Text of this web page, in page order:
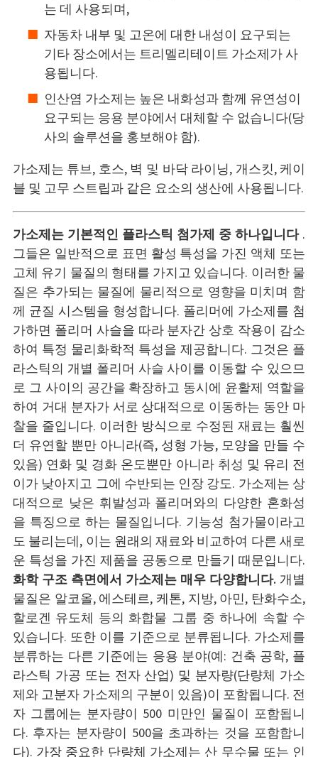
는 데 사용되며,
자동차 내부 및 고온에 대한 내성이 요구되는
기타 장소에서는 트리멜리테이트 가소제가 사
용됩니다.
인산염 가소제는 높은 내화성과 함께 유연성이
요구되는 응용 분야에서 대체할 수 없습니다(당
사의 솔루션을 홍보해야 함).
가소제는 튜브, 호스, 벽 및 바닥 라이닝, 개스킷, 케이
블 및 고무 스트립과 같은 요소의 생산에 사용됩니다.
가소제는 기본적인 플라스틱 첨가제 중 하나입니다.
그들은 일반적으로 표면 활성 특성을 가진 액체 또는
고체 유기 물질의 형태를 가지고 있습니다. 이러한 물
질은 추가되는 물질에 물리적으로 영향을 미치며 함
께 균질 시스템을 형성합니다. 폴리머에 가소제를 첨
가하면 폴리머 사슬을 따라 분자간 상호 작용이 감소
하여 특정 물리화학적 특성을 제공합니다. 그것은 플
라스틱의 개별 폴리머 사슬 사이를 이동할 수 있으므
로 그 사이의 공간을 확장하고 동시에 윤활제 역할을
하여 거대 분자가 서로 상대적으로 이동하는 동안 마
찰을 줄입니다. 이러한 방식으로 수정된 재료는 훨씬
더 유연할 뿐만 아니라(즉, 성형 가능, 모양을 만들 수
있음) 연화 및 경화 온도뿐만 아니라 취성 및 유리 전
이가 낮아지고 그에 수반되는 인장 강도. 가소제는 상
대적으로 낮은 휘발성과 폴리머와의 다양한 혼화성
을 특징으로 하는 물질입니다. 기능성 첨가물이라고
도 불리는데, 이는 원래의 재료와 비교하여 다른 새로
운 특성을 가진 제품을 공동으로 만들기 때문입니다.
화학 구조 측면에서 가소제는 매우 다양합니다. 개별
물질은 알코올, 에스테르, 케톤, 지방, 아민, 탄화수소,
할로겐 유도체 등의 화합물 그룹 중 하나에 속할 수
있습니다. 또한 이를 기준으로 분류됩니다. 가소제를
분류하는 다른 기준에는 응용 분야(예: 건축 공학, 플
라스틱 가공 또는 전자 산업) 및 분자량(단량체 가소
제와 고분자 가소제의 구분이 있음)이 포함됩니다. 전
자 그룹에는 분자량이 500 미만인 물질이 포함됩니
다. 후자는 분자량이 500을 초과하는 것을 포함합니
다). 가장 중요한 단량체 가소제는 산 무수물 또는 인